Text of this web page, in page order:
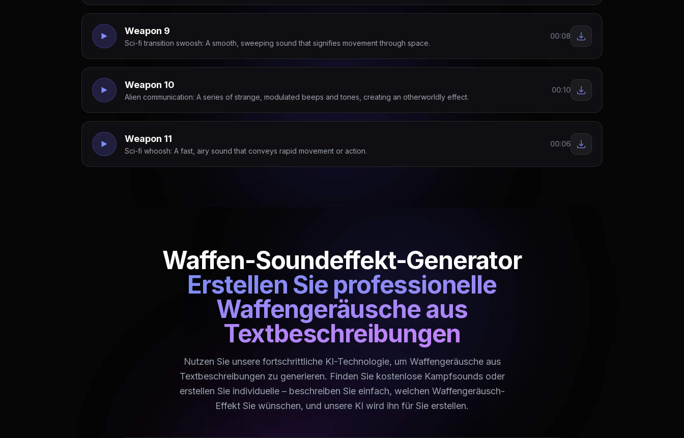
Weapon 9
Sci-fi transition swoosh: A smooth, sweeping sound that signifies movement through space.
00:08
Weapon 10
Alien communication: A series of strange, modulated beeps and tones, creating an otherworldly effect.
00:10
Weapon 11
Sci-fi whoosh: A fast, airy sound that conveys rapid movement or action.
00:06
Waffen-Soundeffekt-Generator
Erstellen Sie professionelle
Waffengeräusche aus
Textbeschreibungen
Nutzen Sie unsere fortschrittliche KI-Technologie, um Waffengeräusche aus
Textbeschreibungen zu generieren. Finden Sie kostenlose Kampfsounds oder
erstellen Sie individuelle – beschreiben Sie einfach, welchen Waffengeräusch-
Effekt Sie wünschen, und unsere KI wird ihn für Sie erstellen.